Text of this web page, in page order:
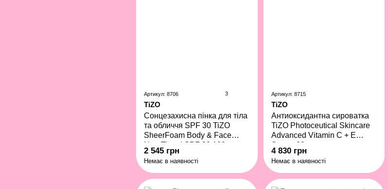
Артикул: 8706 3
TiZO
Сонцезахисна пінка для тіла
та обличчя SPF 30 TiZO
SheerFoam Body & Face
Non-Tinted SPF 30 100 г
2 545 грн
Немає в наявності
Артикул: 8715
TiZO
Антиоксидантна сироватка
TiZO Photoceutical Skincare
Advanced Vitamin C + E
Serum 29 мл
4 830 грн
Немає в наявності